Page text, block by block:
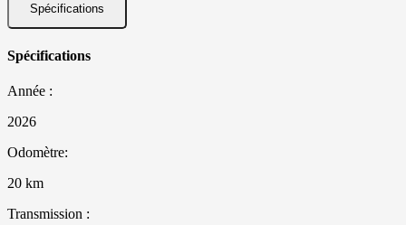
Spécifications
Spécifications
Année :
2026
Odomètre:
20 km
Transmission :